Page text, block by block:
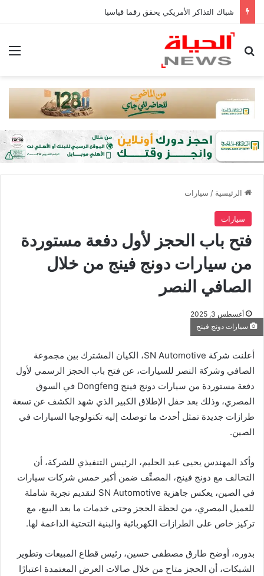
شباك التذاكر الأمريكي يحقق رقما قياسيا
بحث عن
الرئيسية / سيارات
سيارات
فتح باب الحجز لأول دفعة مستوردة
من سيارات دونج فينج من خلال
الصافي النصر
أغسطس 3, 2025
سيارات دونج فينج
أعلنت شركة SN Automotive، الكيان المشترك بين مجموعة
الصافي وشركة النصر للسيارات، عن فتح باب الحجز الرسمي لأول
دفعة مستوردة من سيارات دونج فينج Dongfeng في السوق
المصري، وذلك بعد حفل الإطلاق الكبير الذي شهد الكشف عن تسعة
طرازات جديدة تمثل أحدث ما توصلت إليه تكنولوجيا السيارات في
الصين.
وأكد المهندس يحيى عبد الحليم، الرئيس التنفيذي للشركة، أن
التحالف مع دونج فينج، المصنِّف ضمن أكبر خمس شركات سيارات
في الصين، يعكس جاهزية SN Automotive لتقديم تجربة شاملة
للعميل المصري، من لحظة الحجز وحتى خدمات ما بعد البيع، مع
تركيز خاص على الطرازات الكهربائية والبنية التحتية الداعمة لها.
بدوره، أوضح طارق مصطفى حسين، رئيس قطاع المبيعات وتطوير
الشبكات، أن الحجز متاح من خلال صالات العرض المعتمدة اعتبارًا